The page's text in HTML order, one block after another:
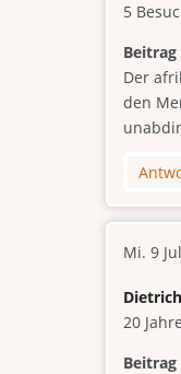
5
Beitrag
Der
den
Mi. 9
20
Beitrag